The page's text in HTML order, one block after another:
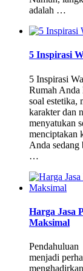
adalah …
5 Inspirasi
5 Inspirasi
Rumah Anda
soal estetika,
karakter dan
menyatukan
menciptakan
Anda
…
Harga Jasa
Maksimal
Pendahuluan
menjadi